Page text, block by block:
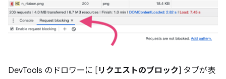
DevTools のドロワーに [ リクエストのブロック] タブが表